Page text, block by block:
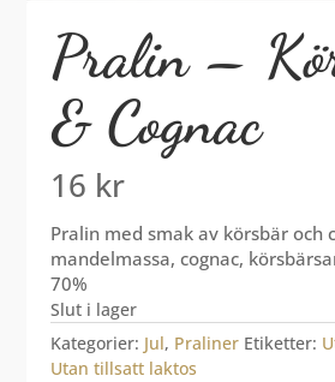
Pralin –
& Cognac
16 kr
Pralin med smak av körsbär och
mandelmassa, cognac,
70%
Slut i lager
Kategorier: Jul, Praliner Etiketter:
Utan tillsatt laktos